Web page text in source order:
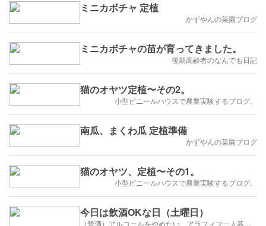
ミニカボチャ 定植
かずやんの菜園ブログ
ミニカボチャの苗が育ってきました。
後期高齢者のなんでも日記
猫のオヤツ定植〜その2。
小型ビニールハウスで農業実験するブログ。
南瓜、まくわ瓜 定植準備
かずやんの菜園ブログ
猫のオヤツ、定植〜その1。
小型ビニールハウスで農業実験するブログ。
今日は飲酒OKな日（土曜日）